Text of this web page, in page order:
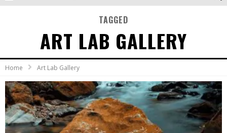
A subida da rampa é diferente!
Faça o bem! Mas, sem olhar a quem!?
Novo single de Arnaldo Tifu, “De Testa” explora brasilidade em sons, cores e símbolos
TAGGED
ART LAB GALLERY
Home Art Lab Gallery